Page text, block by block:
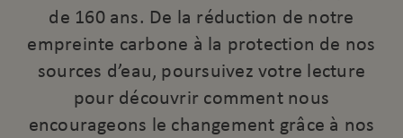
de 160 ans. De la réduction de notre
empreinte carbone à la protection de nos
sources d’eau, poursuivez votre lecture
pour découvrir comment nous
encourageons le changement grâce à nos